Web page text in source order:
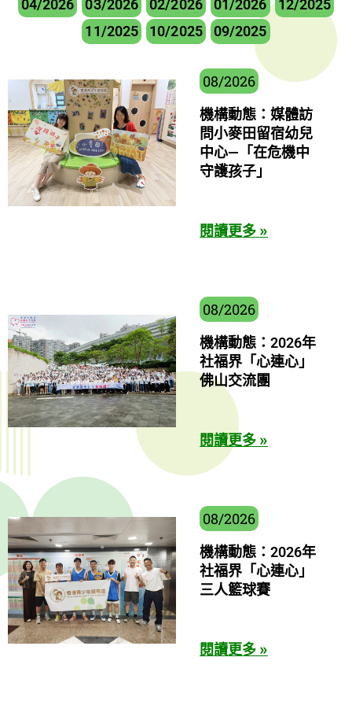
04/2026 03/2026 02/2026 01/2026
12/2025
11/2025
10/2025 09/2025
08/2026
機構動態：媒體訪
問小麥田留宿幼兒
中心—「在危機中
守護孩子」
閱讀更多 »
08/2026
機構動態：2026年
社福界「心連心」
佛山交流團
閱讀更多 »
08/2026
機構動態：2026年
社福界「心連心」
三人籃球賽
閱讀更多 »